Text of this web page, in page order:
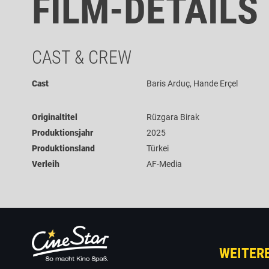
FILM-DETAILS
CAST & CREW
Cast Baris Arduç, Hande Erçel
Originaltitel
Rüzgara Birak
Produktionsjahr
2025
Produktionsland
Türkei
Verleih
AF-Media